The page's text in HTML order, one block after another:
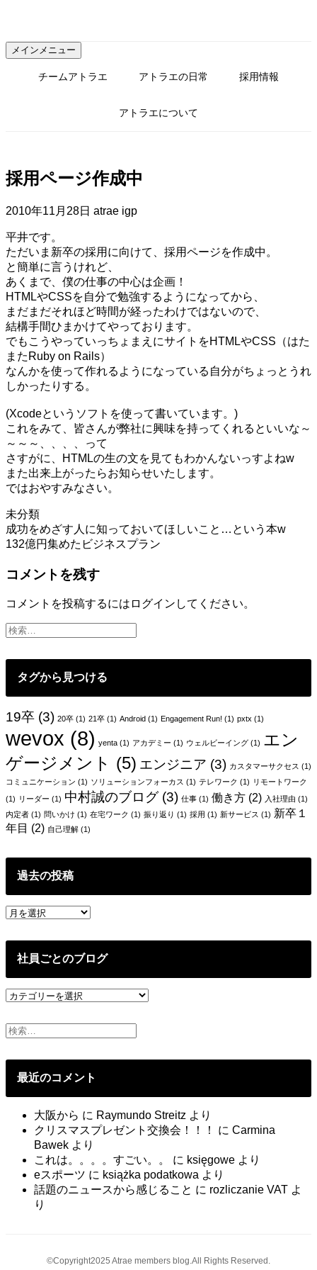
テ
ン
メインメニュー
チームアトラエ アトラエの日常 採用情報
アトラエについて
採用ページ作成中
2010年11月28日 atrae igp
平井です。
ただいま新卒の採用に向けて、採用ページを作成中。
と簡単に言うけれど、
あくまで、僕の仕事の中心は企画！
HTMLやCSSを自分で勉強するようになってから、
まだまだそれほど時間が経ったわけではないので、
結構手間ひまかけてやっております。
でもこうやっていっちょまえにサイトをHTMLやCSS（はた
またRuby on Rails）
なんかを使って作れるようになっている自分がちょっとうれ
しかったりする。
(Xcodeというソフトを使って書いています。)
これをみて、皆さんが弊社に興味を持ってくれるといいな～
～～～、、、、って
さすがに、HTMLの生の文を見てもわかんないっすよねw
また出来上がったらお知らせいたします。
ではおやすみなさい。
未分類
投
ナ
ビ
ゲ
シ
ョ
ン
成功をめざす人に知っておいてほしいこと…という本w
132億円集めたビジネスプラン
コメントを残す
コメントを投稿するには ログイン してください。
タグから見つける
19卒 (3) 20卒 (1) 21卒 (1) Android (1) Engagement Run! (1) pxtx (1)
wevox (8) yenta (1) アカデミー (1) ウェルビーイング (1) エン
ゲージメント (5) エンジニア (3) カスタマーサクセス (1)
コミュニケーション (1) ソリューションフォーカス (1) テレワーク (1) リモートワーク
(1) リーダー (1) 中村誠のブログ(3) 仕事 (1) 働き方 (2) 入社理由 (1)
内定者 (1) 問いかけ (1) 在宅ワーク (1) 振り返り (1) 採用 (1) 新サービス (1) 新卒１
年目 (2) 自己理解 (1)
過去の投稿
過
の
社員ごとのブログ
社
ご
と
グ
最近のコメント
大阪から に Raymundo Streitz より
クリスマスプレゼント交換会！！！
に Carmina
Bawek より
これは。。。。すごい。。
に księgowe より
eスポーツ に książka podatkowa より
話題のニュースから感じること に rozliczanie VAT よ
り
©Copyright2025 Atrae members blog.All Rights Reserved.